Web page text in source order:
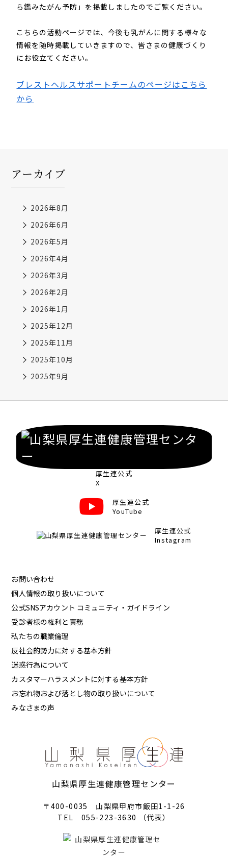
ら鑑みたがん予防」を掲載しましたのでご覧ください。
こちらの活動ページでは、今後も乳がんに関する様々な
情報を随時掲載していきますので、皆さまの健康づくり
にお役立てください。
ブレストヘルスサポートチームのページはこちら
から
アーカイブ
2026年8月
2026年6月
2026年5月
2026年4月
2026年3月
2026年2月
2026年1月
2025年12月
2025年11月
2025年10月
2025年9月
厚生連公式
X
厚生連公式
YouTube
厚生連公式
Instagram
お問い合わせ
個人情報の取り扱いについて
公式SNSアカウント コミュニティ・ガイドライン
受診者様の権利と責務
私たちの職業倫理
反社会的勢力に対する基本方針
迷惑行為について
カスタマーハラスメントに対する基本方針
お忘れ物および落とし物の取り扱いについて
みなさまの声
山梨県厚生連健康管理センター
〒400-0035 山梨県甲府市飯田1-1-26
TEL 055-223-3630 （代表）